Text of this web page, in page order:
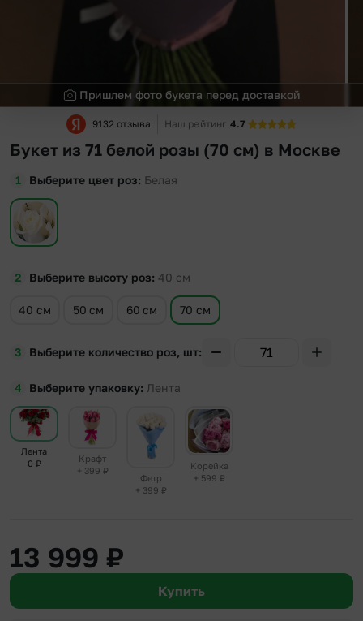
Пришлем фото букета перед доставкой
9132 отзыва Наш рейтинг 4.7
Букет из 71 белой розы (70 см) в Москве
Выберите цвет роз Белая
Выберите высоту роз 40 см
40 см 50 см 60 см 70 см
Выберите количество роз, шт
Выберите упаковку Лента
Лента
0 ₽
Крафт
+ 399 ₽
Фетр
+ 399 ₽
Корейка
+ 599 ₽
13 999 ₽
Купить